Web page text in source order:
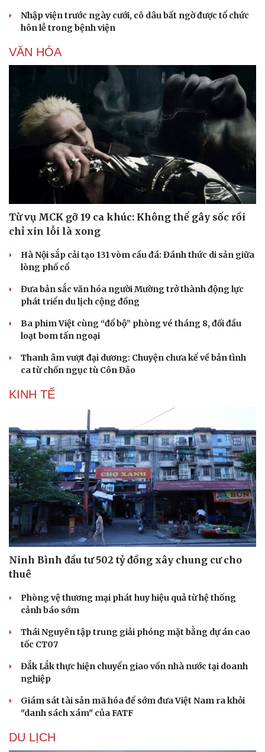
eSports
Hậu trường
Nhập viện trước ngày cưới, cô dâu bất ngờ được tổ chức
hôn lễ trong bệnh viện
VĂN HÓA
Từ vụ MCK gỡ 19 ca khúc: Không thể gây sốc rồi
chỉ xin lỗi là xong
Hà Nội sắp cải tạo 131 vòm cầu đá: Đánh thức di sản giữa
lòng phố cổ
Đưa bản sắc văn hóa người Mường trở thành động lực
phát triển du lịch cộng đồng
Ba phim Việt cùng “đổ bộ” phòng vé tháng 8, đối đầu
loạt bom tấn ngoại
Thanh âm vượt đại dương: Chuyện chưa kể về bản tình
ca từ chốn ngục tù Côn Đảo
KINH TẾ
Ninh Bình đầu tư 502 tỷ đồng xây chung cư cho
thuê
Phòng vệ thương mại phát huy hiệu quả từ hệ thống
cảnh báo sớm
Thái Nguyên tập trung giải phóng mặt bằng dự án cao
tốc CT07
Đắk Lắk thực hiện chuyển giao vốn nhà nước tại doanh
nghiệp
Giám sát tài sản mã hóa để sớm đưa Việt Nam ra khỏi
"danh sách xám" của FATF
DU LỊCH